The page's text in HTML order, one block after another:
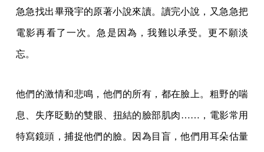
急急找出畢飛宇的原著小說來讀。讀完小說，又急急把
電影再看了一次。急是因為，我難以承受。更不願淡
忘。
他們的激情和悲鳴，他們的所有，都在臉上。粗野的喘
息、失序眨動的雙眼、扭結的臉部肌肉……，電影常用
特寫鏡頭，捕捉他們的臉。因為目盲，他們用耳朵估量